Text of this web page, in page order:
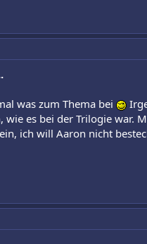
was zum Thema bei
es bei der Trilogie war.
ich will Aaron nicht